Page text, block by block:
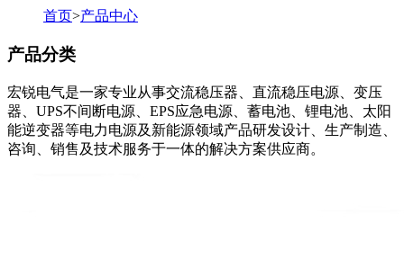
首页>产品中心
产品分类
宏锐电气是一家专业从事交流稳压器、直流稳压电源、变压
器、UPS不间断电源、EPS应急电源、蓄电池、锂电池、太阳
能逆变器等电力电源及新能源领域产品研发设计、生产制造、
咨询、销售及技术服务于一体的解决方案供应商。